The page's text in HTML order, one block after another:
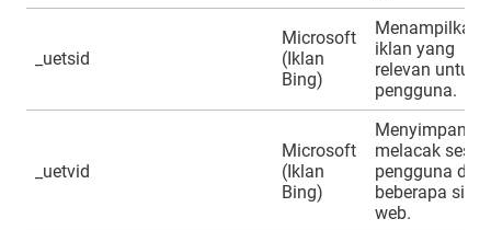
_uetsid
Microsoft
(Iklan
Bing)
Menampilkan
iklan yang
relevan untuk
pengguna.
_uetvid
Microsoft
(Iklan
Bing)
Menyimpan
melacak sesi
pengguna di
beberapa situs
web.